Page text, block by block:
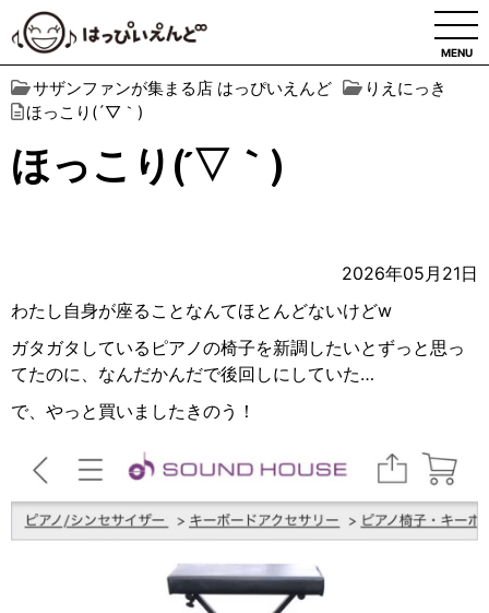
MENU
サザンファンが集まる店 はっぴいえんど
りえにっき
ほっこり(´▽｀)
ほっこり(´▽｀)
2026年05月21日
わたし自身が座ることなんてほとんどないけどw
ガタガタしているピアノの椅子を新調したいとずっと思っ
てたのに、なんだかんだで後回しにしていた…
で、やっと買いましたきのう！